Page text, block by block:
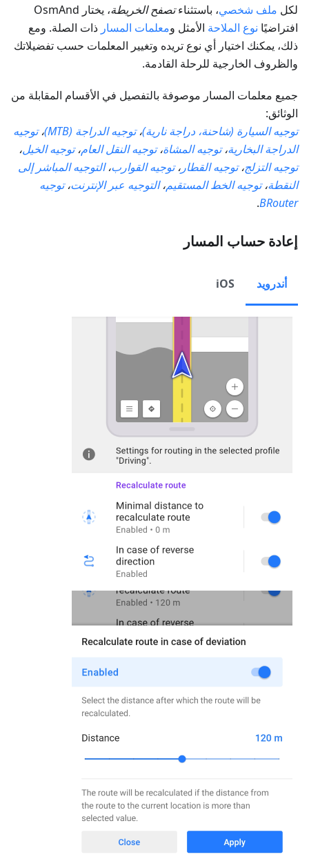
لكل ملف شخصي، باستثناءتصفح الخريطة
، يختار OsmAnd
افتراضيًا نوع الملاحة الأمثل ومعلمات المسار ذات الصلة. ومع
ذلك، يمكنك اختيار أي نوع تريده وتغيير المعلمات حسب تفضيلاتك
والظروف الخارجية للرحلة القادمة.
جميع معلمات المسار موصوفة بالتفصيل في الأقسام المقابلة من
الوثائق:
توجيه السيارة (شاحنة، دراجة نارية)،توجيه الدراجة (MTB) ،توجيه
الدراجة البخارية،توجيه المشاة،توجيه النقل العام،توجيه الخيل،
توجيه التزلج،توجيه القطار،توجيه القوارب،التوجيه المباشر إلى
النقطة،توجيه الخط المستقيم،التوجيه عبر الإنترنت،توجيه
BRouter
.
إعادة حساب المسار
أندرويد iOS